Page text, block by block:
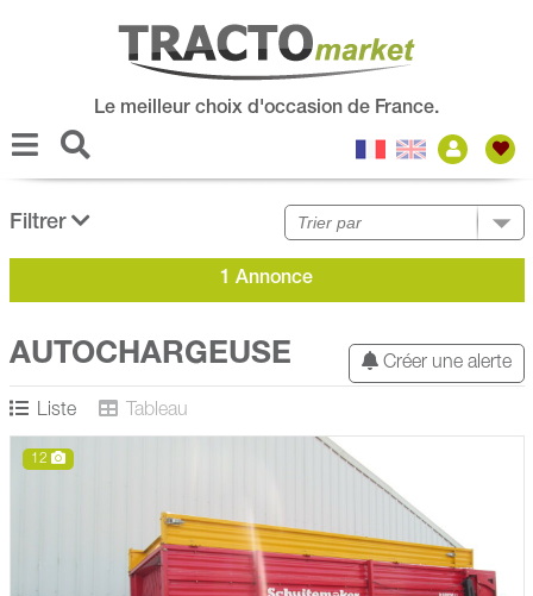
Le meilleur choix d'occasion de France.
Filtrer
1 Annonce
Créer une alerte
AUTOCHARGEUSE
Liste Tableau
12